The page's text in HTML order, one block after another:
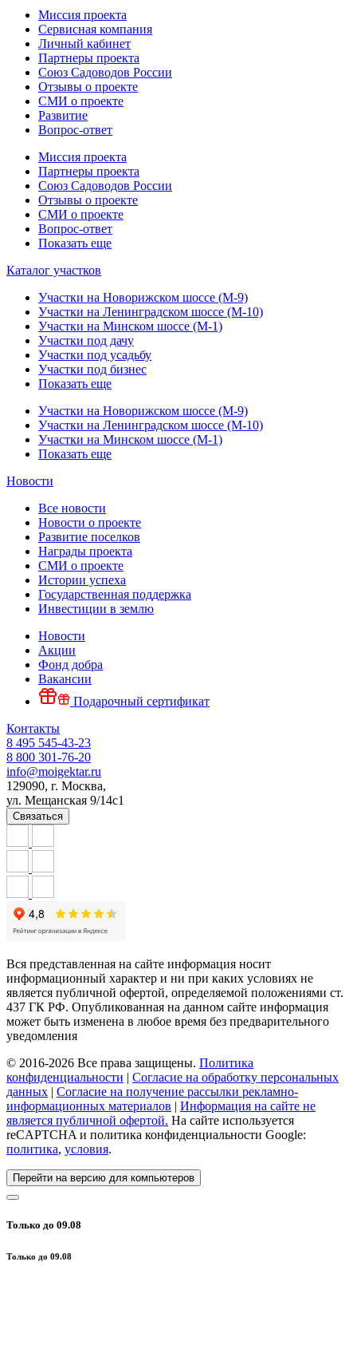
Миссия проекта
Сервисная компания
Личный кабинет
Партнеры проекта
Союз Садоводов России
Отзывы о проекте
СМИ о проекте
Развитие
Вопрос-ответ
Миссия проекта
Партнеры проекта
Союз Садоводов России
Отзывы о проекте
СМИ о проекте
Вопрос-ответ
Показать еще
Каталог участков
Участки на Новорижском шоссе (М-9)
Участки на Ленинградском шоссе (М-10)
Участки на Минском шоссе (М-1)
Участки под дачу
Участки под усадьбу
Участки под бизнес
Показать еще
Участки на Новорижском шоссе (М-9)
Участки на Ленинградском шоссе (М-10)
Участки на Минском шоссе (М-1)
Показать еще
Новости
Все новости
Новости о проекте
Развитие поселков
Награды проекта
СМИ о проекте
Истории успеха
Государственная поддержка
Инвестиции в землю
Новости
Акции
Фонд добра
Вакансии
Подарочный сертификат
Контакты
8 495 545-43-23
8 800 301-76-20
info@moigektar.ru
129090, г. Москва,
ул. Мещанская 9/14с1
Связаться
Вся представленная на сайте информация носит
информационный характер и ни при каких условиях не
является публичной офертой, определяемой положениями ст.
437 ГК РФ. Опубликованная на данном сайте информация
может быть изменена в любое время без предварительного
уведомления
© 2016-2026 Все права защищены. Политика
конфиденциальности
Согласие на обработку персональных
данных
Согласие на получение рассылки рекламно-
информационных материалов
Информация на сайте не
является публичной офертой. На сайте используется
reCAPTCHA и политика конфиденциальности Google:
политика, условия.
Перейти на версию для компьютеров
Только до 09.08
Только до 09.08